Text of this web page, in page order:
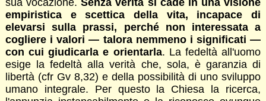
sua vocazione.Senza verità si cade in una visione
empiristica e scettica della vita, incapace di
elevarsi sulla prassi, perché non interessata a
cogliere i valori — talora nemmeno i significati —
con cui giudicarla e orientarla. La fedeltà all'uomo
esige la fedeltà alla verità che, sola, è garanzia di
libertà (cfr Gv 8,32) e della possibilità di uno sviluppo
umano integrale. Per questo la Chiesa la ricerca,